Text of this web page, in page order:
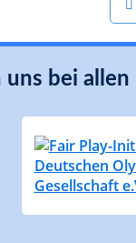
uns bei allen